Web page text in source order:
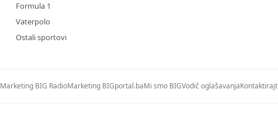
Formula 1
Vaterpolo
Ostali sportovi
Marketing BIG RadioMarketing BIGportal.baMi smo BIGVodič oglašavanja